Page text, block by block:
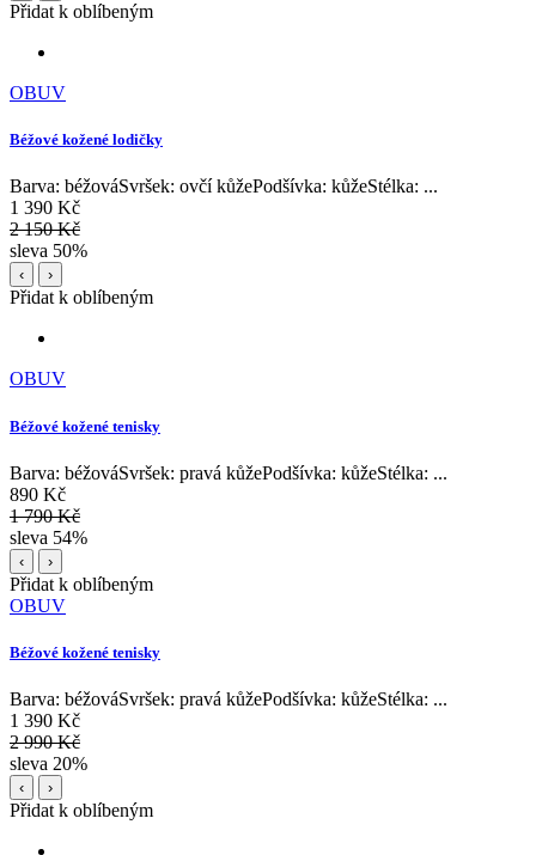
Přidat k oblíbeným
OBUV
Béžové kožené lodičky
Barva: béžováSvršek: ovčí kůžePodšívka: kůžeStélka: ...
1 390 Kč
2 150 Kč
sleva 50%
‹ ›
Přidat k oblíbeným
OBUV
Béžové kožené tenisky
Barva: béžováSvršek: pravá kůžePodšívka: kůžeStélka: ...
890 Kč
1 790 Kč
sleva 54%
‹ ›
Přidat k oblíbeným
OBUV
Béžové kožené tenisky
Barva: béžováSvršek: pravá kůžePodšívka: kůžeStélka: ...
1 390 Kč
2 990 Kč
sleva 20%
‹ ›
Přidat k oblíbeným